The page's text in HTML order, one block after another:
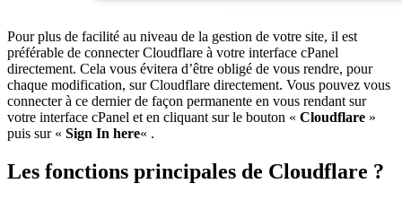
Pour plus de facilité au niveau de la gestion de votre site, il est
préférable de connecter Cloudflare à votre interface cPanel
directement. Cela vous évitera d’être obligé de vous rendre, pour
chaque modification, sur Cloudflare directement. Vous pouvez vous
connecter à ce dernier de façon permanente en vous rendant sur
votre interface cPanel et en cliquant sur le bouton « Cloudflare »
puis sur « Sign In here« .
Les fonctions principales de Cloudflare ?